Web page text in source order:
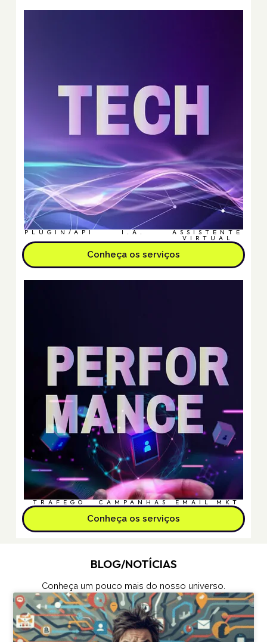
PLUGIN/API I.A. ASSISTENTE
VIRTUAL
Conheça os serviços
TRÁFEGO CAMPANHAS EMAIL MKT
Conheça os serviços
BLOG/NOTÍCIAS
Conheça um pouco mais do nosso universo.